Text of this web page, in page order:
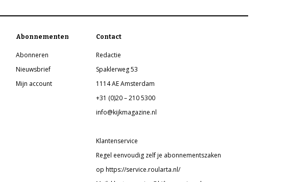
Abonnementen
Abonneren
Nieuwsbrief
Mijn account
Contact
Redactie
Spaklerweg 53
1114 AE Amsterdam
+31 (0)20 – 210 5300
info@kijkmagazine.nl
Klantenservice
Regel eenvoudig zelf je abonnementszaken
op https://service.roularta.nl/